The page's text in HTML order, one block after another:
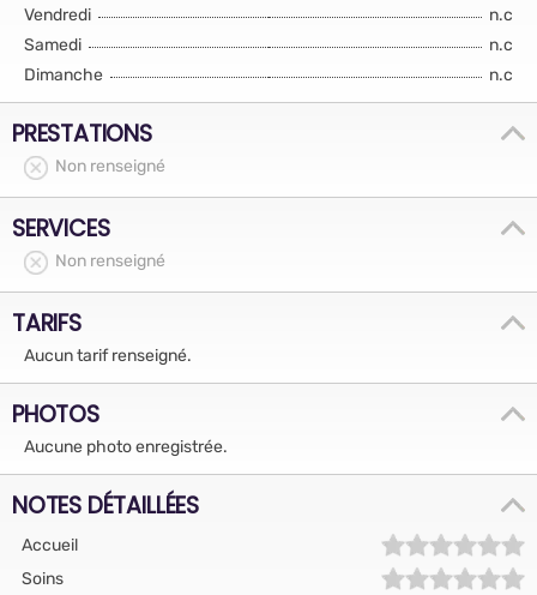
Vendredi
n.c
Samedi
n.c
Dimanche
n.c
PRESTATIONS
Non renseigné
SERVICES
Non renseigné
TARIFS
Aucun tarif renseigné.
PHOTOS
Aucune photo enregistrée.
NOTES DÉTAILLÉES
Accueil
Soins